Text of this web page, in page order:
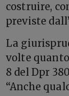
costruire,
previste
La
volte
8 del Dpr
“Anche